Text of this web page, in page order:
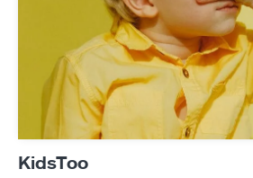
KidsToo